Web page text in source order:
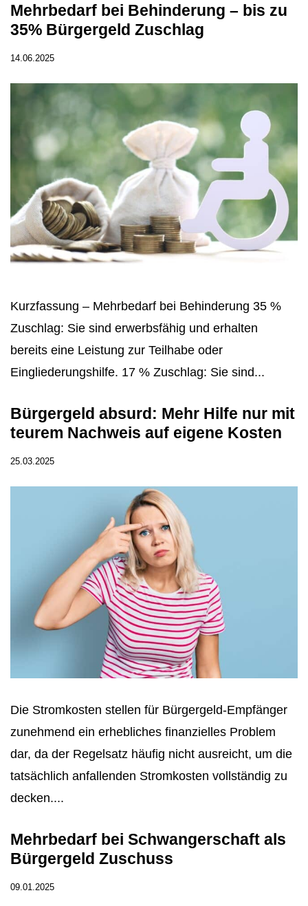
Mehrbedarf bei Behinderung – bis zu
35% Bürgergeld Zuschlag
14.06.2025
Kurzfassung – Mehrbedarf bei Behinderung 35 %
Zuschlag: Sie sind erwerbsfähig und erhalten
bereits eine Leistung zur Teilhabe oder
Eingliederungshilfe. 17 % Zuschlag: Sie sind...
Bürgergeld absurd: Mehr Hilfe nur mit
teurem Nachweis auf eigene Kosten
25.03.2025
Die Stromkosten stellen für Bürgergeld-Empfänger
zunehmend ein erhebliches finanzielles Problem
dar, da der Regelsatz häufig nicht ausreicht, um die
tatsächlich anfallenden Stromkosten vollständig zu
decken....
Mehrbedarf bei Schwangerschaft als
Bürgergeld Zuschuss
09.01.2025